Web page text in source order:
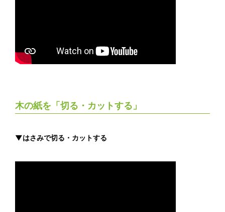
木の紙を「切る・カットする」
▼はさみで切る・カットする